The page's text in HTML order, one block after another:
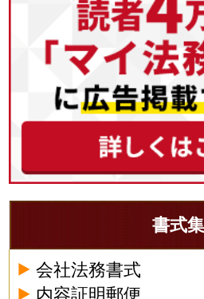
書式集
会社法務書式
内容証明郵便